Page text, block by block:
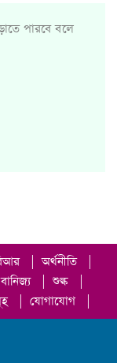
পারবে বলে
অর্থনীতি
শুল্ক
যোগাযোগ